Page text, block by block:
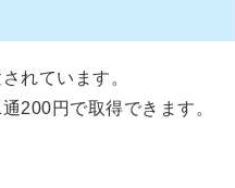
れています。
200円で取得できます。